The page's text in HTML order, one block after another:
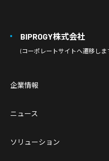
BIPROGY株式会社
(コーポレートサイトへ遷移しま
企業情報
ニュース
ソリューション